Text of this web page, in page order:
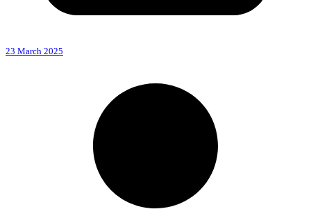
23 March 2025